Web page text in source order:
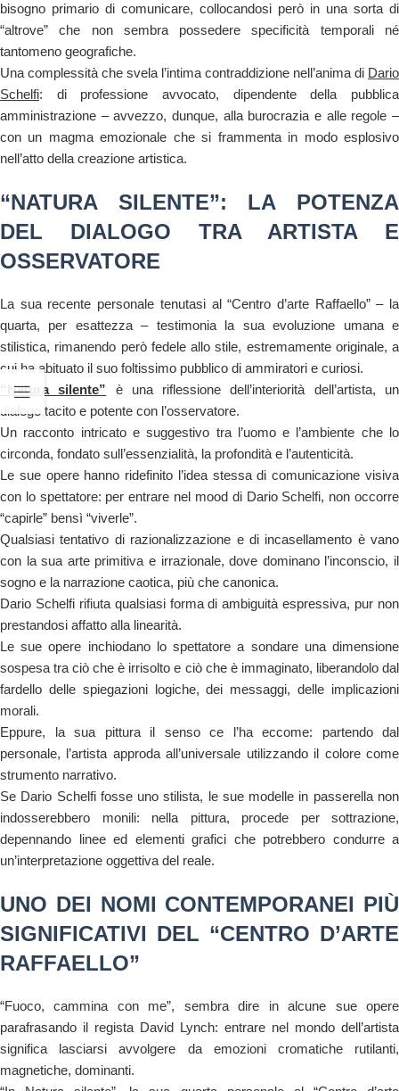
bisogno primario di comunicare, collocandosi però in una sorta di
“altrove” che non sembra possedere specificità temporali né
tantomeno geografiche.
Una complessità che svela l’intima contraddizione nell’anima di Dario
Schelfi: di professione avvocato, dipendente della pubblica
amministrazione – avvezzo, dunque, alla burocrazia e alle regole –
con un magma emozionale che si frammenta in modo esplosivo
nell’atto della creazione artistica.
“NATURA SILENTE”: LA POTENZA
DEL DIALOGO TRA ARTISTA E
OSSERVATORE
La sua recente personale tenutasi al “Centro d’arte Raffaello” – la
quarta, per esattezza – testimonia la sua evoluzione umana e
stilistica, rimanendo però fedele allo stile, estremamente originale, a
cui ha abituato il suo foltissimo pubblico di ammiratori e curiosi.
“Natura silente” è una riflessione dell’interiorità dell’artista, un
dialogo tacito e potente con l’osservatore.
Un racconto intricato e suggestivo tra l’uomo e l’ambiente che lo
circonda, fondato sull’essenzialità, la profondità e l’autenticità.
Le sue opere hanno ridefinito l’idea stessa di comunicazione visiva
con lo spettatore: per entrare nel mood di Dario Schelfi, non occorre
“capirle” bensì “viverle”.
Qualsiasi tentativo di razionalizzazione e di incasellamento è vano
con la sua arte primitiva e irrazionale, dove dominano l’inconscio, il
sogno e la narrazione caotica, più che canonica.
Dario Schelfi rifiuta qualsiasi forma di ambiguità espressiva, pur non
prestandosi affatto alla linearità.
Le sue opere inchiodano lo spettatore a sondare una dimensione
sospesa tra ciò che è irrisolto e ciò che è immaginato, liberandolo dal
fardello delle spiegazioni logiche, dei messaggi, delle implicazioni
morali.
Eppure, la sua pittura il senso ce l’ha eccome: partendo dal
personale, l’artista approda all’universale utilizzando il colore come
strumento narrativo.
Se Dario Schelfi fosse uno stilista, le sue modelle in passerella non
indosserebbero monili: nella pittura, procede per sottrazione,
depennando linee ed elementi grafici che potrebbero condurre a
un’interpretazione oggettiva del reale.
UNO DEI NOMI CONTEMPORANEI PIÙ
SIGNIFICATIVI DEL “CENTRO D’ARTE
RAFFAELLO”
“Fuoco, cammina con me”, sembra dire in alcune sue opere
parafrasando il regista David Lynch: entrare nel mondo dell’artista
significa lasciarsi avvolgere da emozioni cromatiche rutilanti,
magnetiche, dominanti.